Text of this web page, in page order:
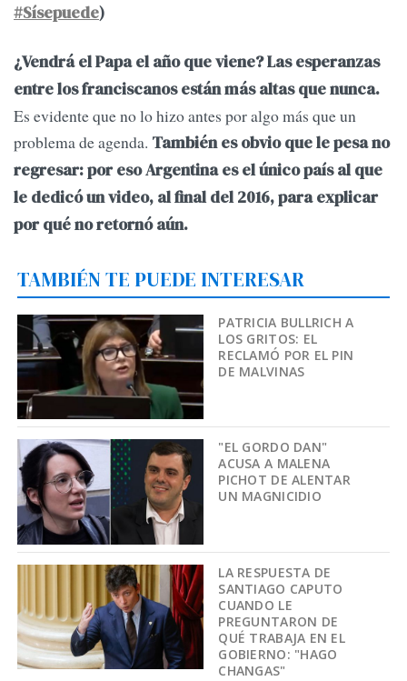
#Sísepuede)
¿Vendrá el Papa el año que viene? Las esperanzas
entre los franciscanos están más altas que nunca.
Es evidente que no lo hizo antes por algo más que un
problema de agenda. También es obvio que le pesa no
regresar: por eso Argentina es el único país al que
le dedicó un video, al final del 2016, para explicar
por qué no retornó aún.
TAMBIÉN TE PUEDE INTERESAR
PATRICIA BULLRICH A
LOS GRITOS: EL
RECLAMÓ POR EL PIN
DE MALVINAS
"EL GORDO DAN"
ACUSA A MALENA
PICHOT DE ALENTAR
UN MAGNICIDIO
LA RESPUESTA DE
SANTIAGO CAPUTO
CUANDO LE
PREGUNTARON DE
QUÉ TRABAJA EN EL
GOBIERNO: "HAGO
CHANGAS"